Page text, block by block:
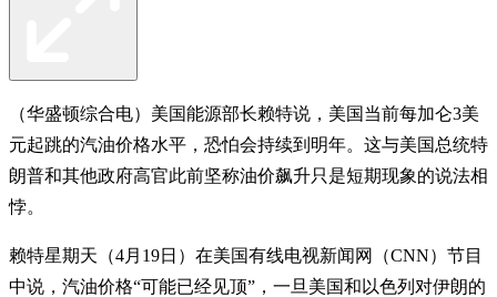
（华盛顿综合电）美国能源部长赖特说，美国当前每加仑3美
元起跳的汽油价格水平，恐怕会持续到明年。这与美国总统特
朗普和其他政府高官此前坚称油价飙升只是短期现象的说法相
悖。
赖特星期天（4月19日）在美国有线电视新闻网（CNN）节目
中说，汽油价格“可能已经见顶”，一旦美国和以色列对伊朗的